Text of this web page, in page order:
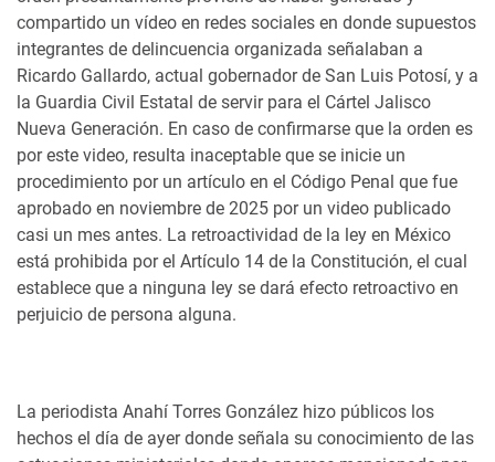
compartido un vídeo en redes sociales en donde supuestos
integrantes de delincuencia organizada señalaban a
Ricardo Gallardo, actual gobernador de San Luis Potosí, y a
la Guardia Civil Estatal de servir para el Cártel Jalisco
Nueva Generación. En caso de confirmarse que la orden es
por este video, resulta inaceptable que se inicie un
procedimiento por un artículo en el Código Penal que fue
aprobado en noviembre de 2025 por un video publicado
casi un mes antes. La retroactividad de la ley en México
está prohibida por el Artículo 14 de la Constitución, el cual
establece que a ninguna ley se dará efecto retroactivo en
perjuicio de persona alguna.
La periodista Anahí Torres González hizo públicos los
hechos el día de ayer donde señala su conocimiento de las